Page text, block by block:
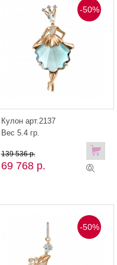
-50%
Кулон арт.2137
Вес 5.4 гр.
69 768 р.
139 536 р.
-50%